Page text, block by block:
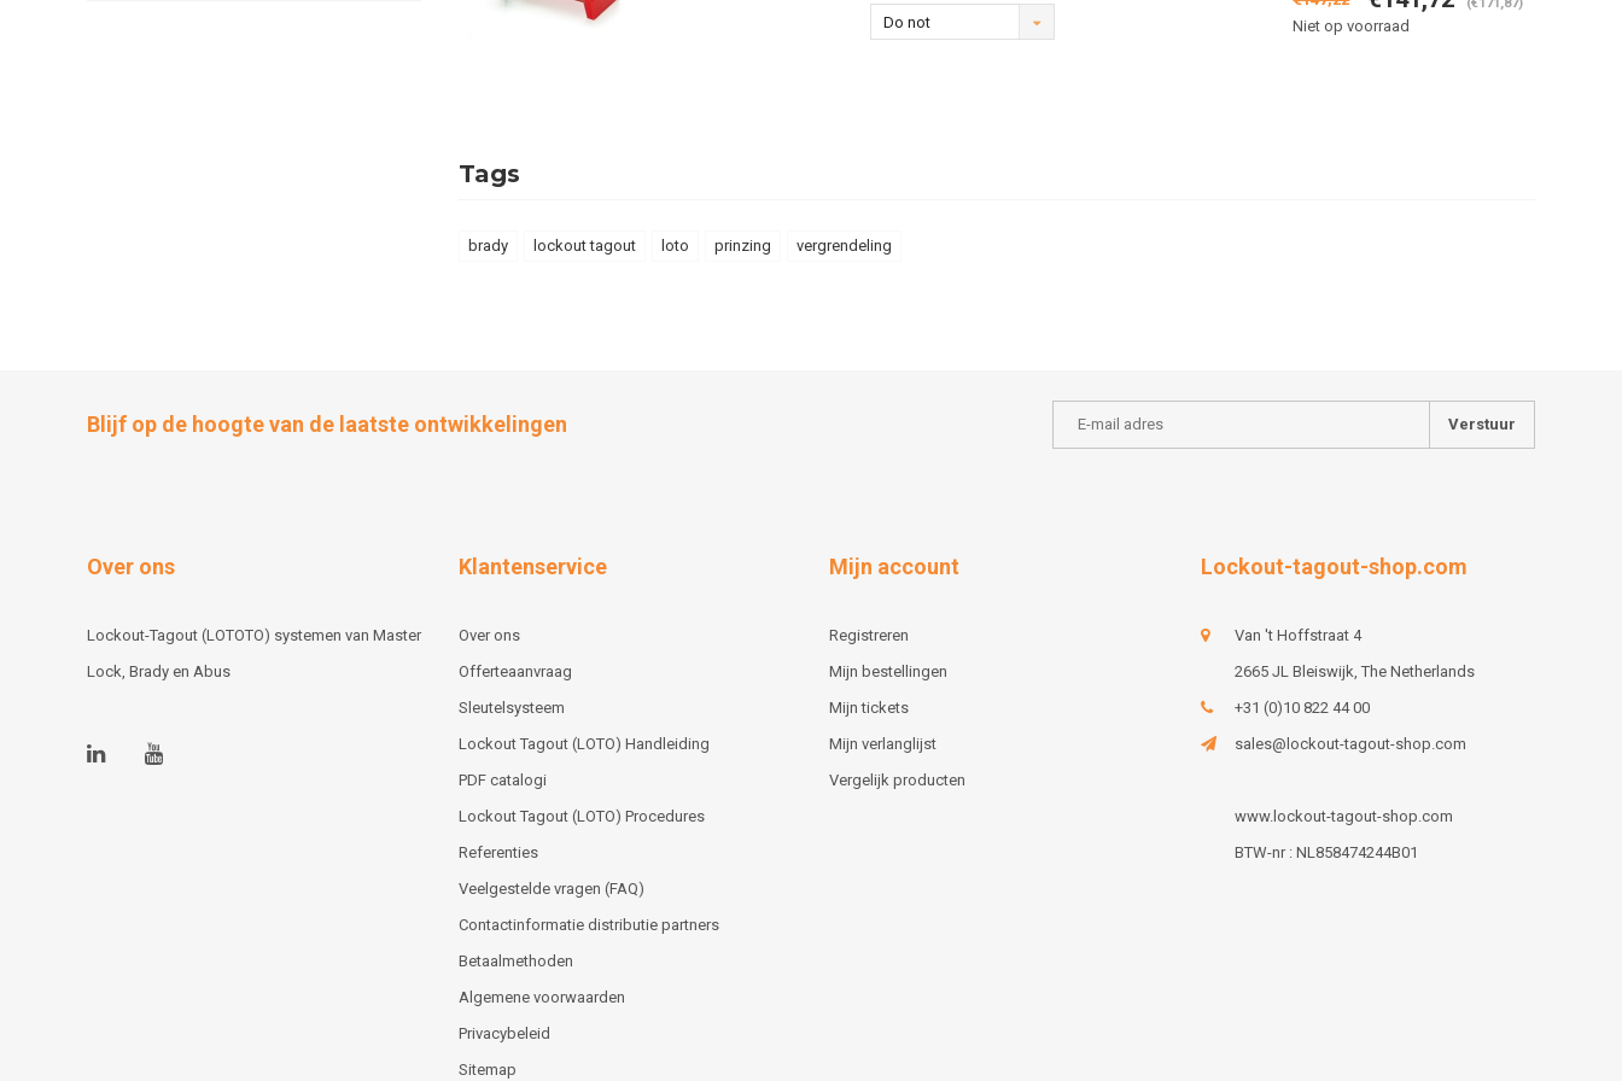
Do not
Niet op voorraad
Tags
brady lockout tagout loto prinzing vergrendeling
Blijf op de hoogte van de laatste ontwikkelingen Verstuur
Over ons
Lockout-Tagout (LOTOTO) systemen van Master
Lock, Brady en Abus
Klantenservice
Over ons
Offerteaanvraag
Sleutelsysteem
Lockout Tagout (LOTO) Handleiding
PDF catalogi
Lockout Tagout (LOTO) Procedures
Referenties
Veelgestelde vragen (FAQ)
Contactinformatie distributie partners
Betaalmethoden
Algemene voorwaarden
Privacybeleid
Sitemap
Mijn account
Registreren
Mijn bestellingen
Mijn tickets
Mijn verlanglijst
Vergelijk producten
Lockout-tagout-shop.com
Van 't Hoffstraat 4
2665 JL Bleiswijk, The Netherlands
+31 (0)10 822 44 00
sales@lockout-tagout-shop.com
www.lockout-tagout-shop.com
BTW-nr : NL858474244B01